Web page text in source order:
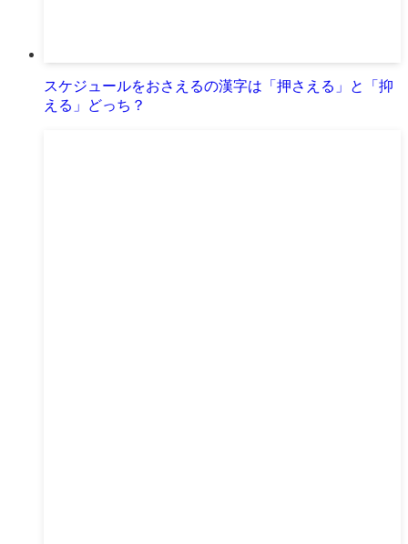
スケジュールをおさえるの漢字は「押さえる」と「抑
える」どっち？